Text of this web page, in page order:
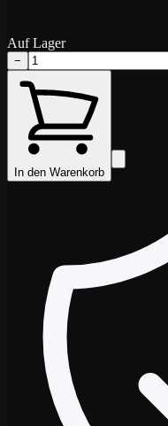
Auf Lager
−
In den Warenkorb